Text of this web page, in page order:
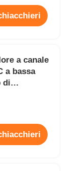
a canale
a bassa
di